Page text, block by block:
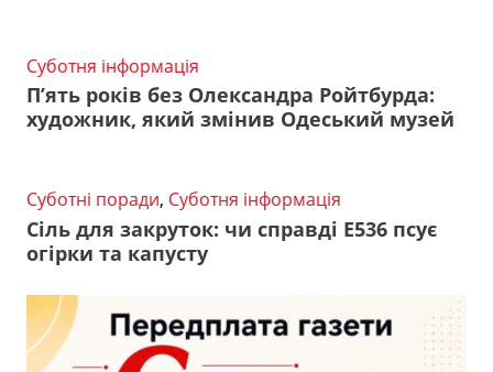
Суботня інформація
П’ять років без Олександра Ройтбурда:
художник, який змінив Одеський музей
Суботні поради, Суботня інформація
Сіль для закруток: чи справді Е536 псує
огірки та капусту